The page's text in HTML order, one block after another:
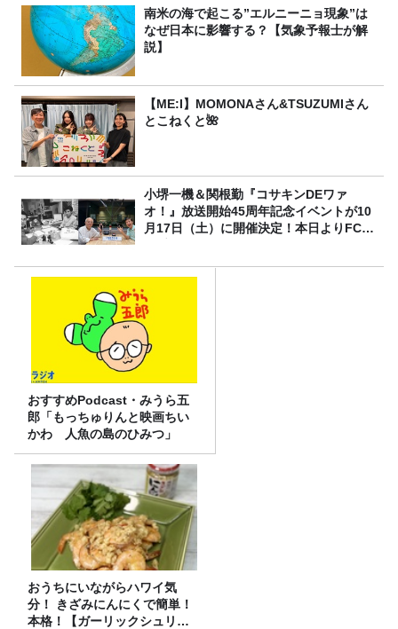
南米の海で起こる”エルニーニョ現象”は
なぜ日本に影響する？【気象予報士が解
説】
【ME:I】MOMONAさん&TSUZUMIさん
とこねくと🌺
小堺一機＆関根勤『コサキンDEワァ
オ！』放送開始45周年記念イベントが10
月17日（土）に開催決定！本日よりFC先
おすすめPodcast・みうら五
郎「もっちゅりんと映画ちい
かわ 人魚の島のひみつ」
おうちにいながらハワイ気
分！ きざみにんにくで簡単！
本格！【ガーリックシュリン